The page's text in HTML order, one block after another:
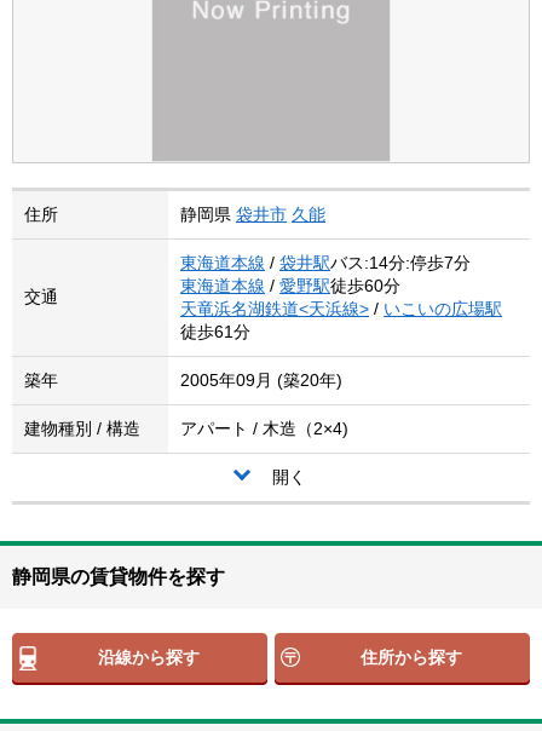
住所 静岡県 袋井市 久能
交通
東海道本線 / 袋井駅バス:14分:停歩7分
東海道本線 / 愛野駅徒歩60分
天竜浜名湖鉄道<天浜線> / いこいの広場駅
徒歩61分
築年 2005年09月 (築20年)
建物種別 / 構造 アパート / 木造（2×4)
開く
静岡県の賃貸物件を探す
沿線から探す 住所から探す